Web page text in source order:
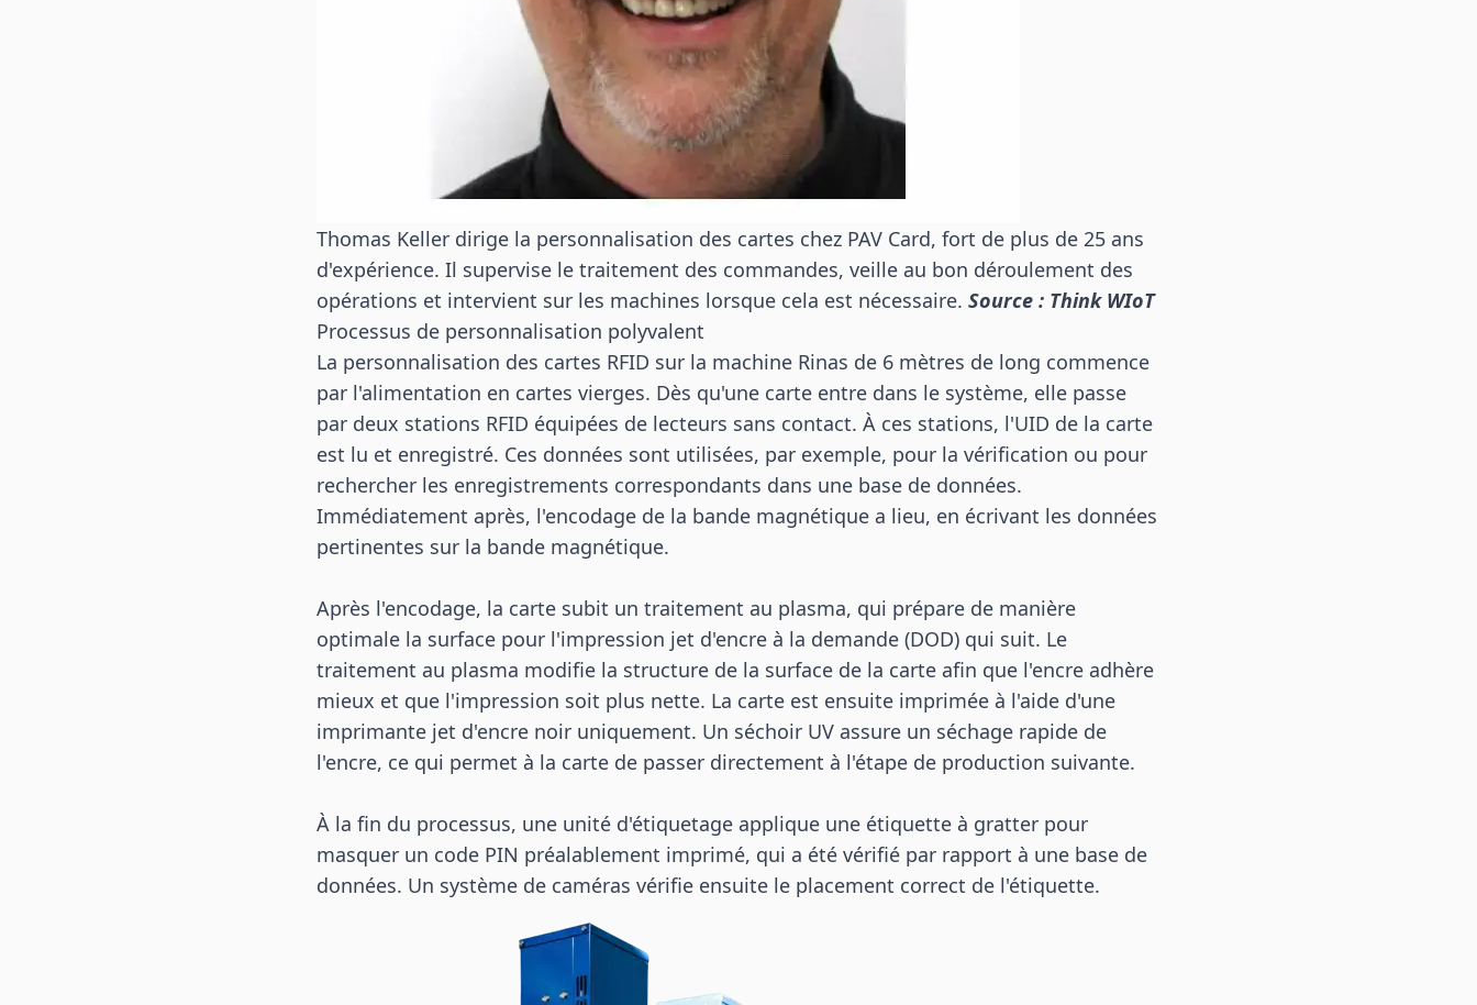
Thomas Keller dirige la personnalisation des cartes chez PAV Card, fort de plus de 25 ans
d'expérience. Il supervise le traitement des commandes, veille au bon déroulement des
opérations et intervient sur les machines lorsque cela est nécessaire. Source : Think WIoT
Processus de personnalisation polyvalent
La personnalisation des cartes RFID sur la machine Rinas de 6 mètres de long commence
par l'alimentation en cartes vierges. Dès qu'une carte entre dans le système, elle passe
par deux stations RFID équipées de lecteurs sans contact. À ces stations, l'UID de la carte
est lu et enregistré. Ces données sont utilisées, par exemple, pour la vérification ou pour
rechercher les enregistrements correspondants dans une base de données.
Immédiatement après, l'encodage de la bande magnétique a lieu, en écrivant les données
pertinentes sur la bande magnétique.
Après l'encodage, la carte subit un traitement au plasma, qui prépare de manière
optimale la surface pour l'impression jet d'encre à la demande (DOD) qui suit. Le
traitement au plasma modifie la structure de la surface de la carte afin que l'encre adhère
mieux et que l'impression soit plus nette. La carte est ensuite imprimée à l'aide d'une
imprimante jet d'encre noir uniquement. Un séchoir UV assure un séchage rapide de
l'encre, ce qui permet à la carte de passer directement à l'étape de production suivante.
À la fin du processus, une unité d'étiquetage applique une étiquette à gratter pour
masquer un code PIN préalablement imprimé, qui a été vérifié par rapport à une base de
données. Un système de caméras vérifie ensuite le placement correct de l'étiquette.